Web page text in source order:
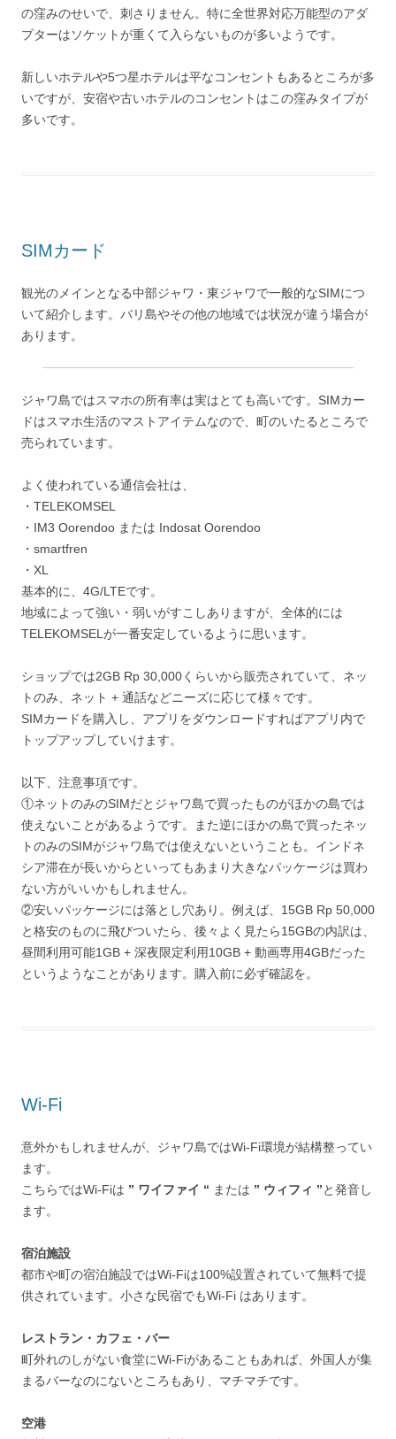
の窪みのせいで、刺さりません。特に全世界対応万能型のアダ
プターはソケットが重くて入らないものが多いようです。
新しいホテルや5つ星ホテルは平なコンセントもあるところが多
いですが、安宿や古いホテルのコンセントはこの窪みタイプが
多いです。
SIMカード
観光のメインとなる中部ジャワ・東ジャワで一般的なSIMにつ
いて紹介します。バリ島やその他の地域では状況が違う場合が
あります。
ジャワ島ではスマホの所有率は実はとても高いです。SIMカー
ドはスマホ生活のマストアイテムなので、町のいたるところで
売られています。
よく使われている通信会社は、
・TELEKOMSEL
・IM3 Oorendoo または Indosat Oorendoo
・smartfren
・XL
基本的に、4G/LTEです。
地域によって強い・弱いがすこしありますが、全体的には
TELEKOMSELが一番安定しているように思います。
ショップでは2GB Rp 30,000くらいから販売されていて、ネッ
トのみ、ネット + 通話などニーズに応じて様々です。
SIMカードを購入し、アプリをダウンロードすればアプリ内で
トップアップしていけます。
以下、注意事項です。
①ネットのみのSIMだとジャワ島で買ったものがほかの島では
使えないことがあるようです。また逆にほかの島で買ったネッ
トのみのSIMがジャワ島では使えないということも。インドネ
シア滞在が長いからといってもあまり大きなパッケージは買わ
ない方がいいかもしれません。
②安いパッケージには落とし穴あり。例えば、15GB Rp 50,000
と格安のものに飛びついたら、後々よく見たら15GBの内訳は、
昼間利用可能1GB + 深夜限定利用10GB + 動画専用4GBだった
というようなことがあります。購入前に必ず確認を。
Wi-Fi
意外かもしれませんが、ジャワ島ではWi-Fi環境が結構整ってい
ます。
こちらではWi-Fiは ” ワイファイ “ または ” ウィフィ ”と発音し
ます。
宿泊施設
都市や町の宿泊施設ではWi-Fiは100%設置されていて無料で提
供されています。小さな民宿でもWi-Fi はあります。
レストラン・カフェ・バー
町外れのしがない食堂にWi-Fiがあることもあれば、外国人が集
まるバーなのにないところもあり、マチマチです。
空港